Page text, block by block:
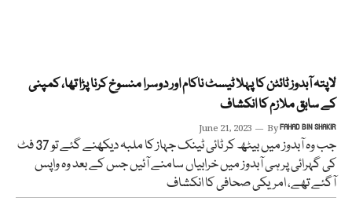
لاپتہ آبدوز ٹائٹن کا پہلا ٹیسٹ ناکام اور دوسرا منسوخ کرنا پڑا تھا، کمپنی
کے سابق ملازم کا انکشاف
June 21, 2023 ByFAHAD BIN SHAKIR
جب وہ آبدوز میں بیٹھ کر ٹائی ٹینک جہاز کا ملبہ دیکھنے گئے تو 37 فٹ
کی گہرائی پر ہی آبدوز میں خرابیاں سامنے آئیں جس کے بعد وہ واپس
آگئے تھے، امریکی صحافی کا انکشاف